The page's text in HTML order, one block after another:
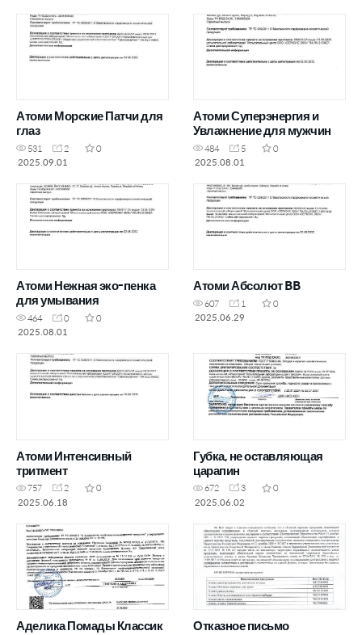
Атоми Морские Патчи для
глаз
531 2
0
2025.09.01
Атоми Суперэнергия и
Увлажнение для мужчин
484 5
0
2025.08.01
Атоми Нежная эко-пенка
для умывания
464 0
0
2025.08.01
Атоми Абсолют BB
607 1
0
2025.06.29
Атоми Интенсивный
тритмент
757 2
0
2025.06.18
Губка, не оставляющая
царапин
672 3
0
2025.06.02
Аделика Помады Классик Отказное письмо